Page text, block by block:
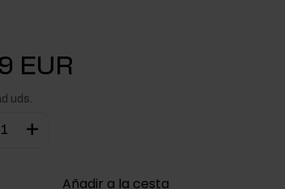
EUR
uds.
+
Añadir a la cesta